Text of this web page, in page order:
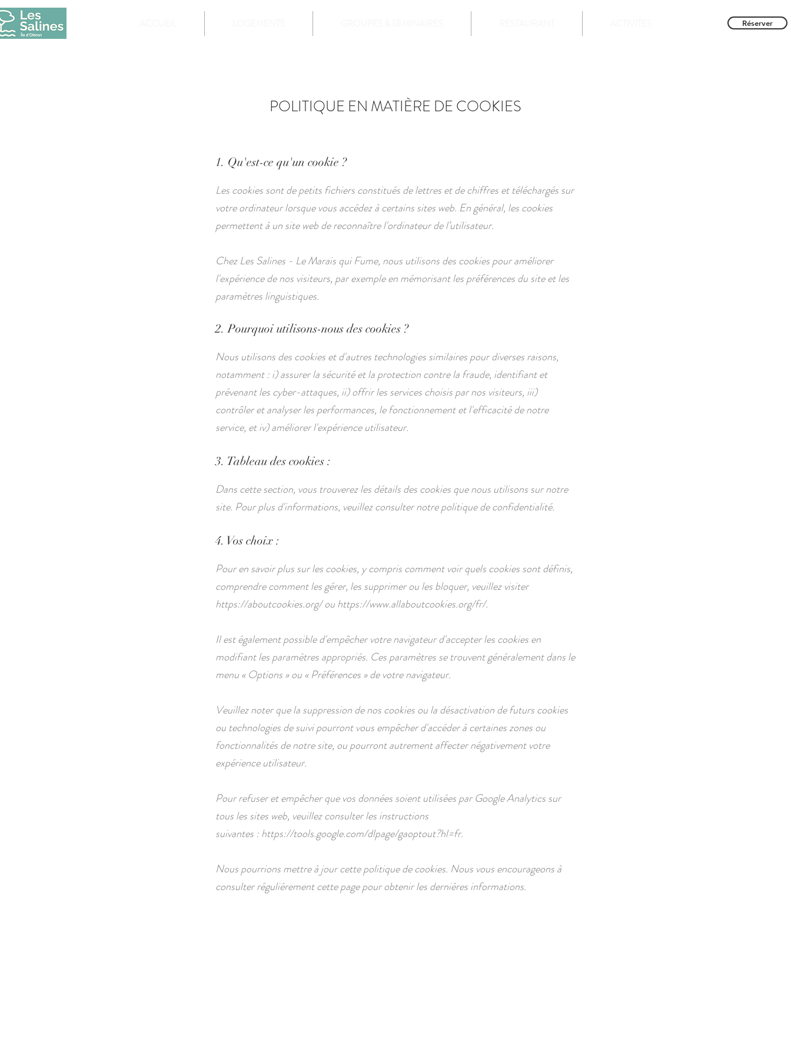
Réserver
POLITIQUE EN MATIÈRE DE COOKIES
1. Qu'est-ce qu'un cookie ?
Les cookies sont de petits fichiers constitués de lettres et de chiffres et téléchargés sur
votre ordinateur lorsque vous accédez à certains sites web. En général, les cookies
permettent à un site web de reconnaître l'ordinateur de l’utilisateur.
Chez Les Salines - Le Marais qui Fume, nous utilisons des cookies pour améliorer
l'expérience de nos visiteurs, par exemple en mémorisant les préférences du site et les
paramètres linguistiques.
2. Pourquoi utilisons-nous des cookies ?
Nous utilisons des cookies et d'autres technologies similaires pour diverses raisons,
notamment : i) assurer la sécurité et la protection contre la fraude, identifiant et
prévenant les cyber-attaques, ii) offrir les services choisis par nos visiteurs, iii)
contrôler et analyser les performances, le fonctionnement et l'efficacité de notre
service, et iv) améliorer l'expérience utilisateur.
3. Tableau des cookies :
Dans cette section, vous trouverez les détails des cookies que nous utilisons sur notre
site. Pour plus d'informations, veuillez consulter notre politique de confidentialité.
4. Vos choix :
Pour en savoir plus sur les cookies, y compris comment voir quels cookies sont définis,
comprendre comment les gérer, les supprimer ou les bloquer, veuillez visiter
https://aboutcookies.org/ouhttps://www.allaboutcookies.org/fr/.
Il est également possible d'empêcher votre navigateur d'accepter les cookies en
modifiant les paramètres appropriés. Ces paramètres se trouvent généralement dans le
menu « Options » ou « Préférences » de votre navigateur.
Veuillez noter que la suppression de nos cookies ou la désactivation de futurs cookies
ou technologies de suivi pourront vous empêcher d'accéder à certaines zones ou
fonctionnalités de notre site, ou pourront autrement affecter négativement votre
expérience utilisateur.
Pour refuser et empêcher que vos données soient utilisées par Google Analytics sur
tous les sites web, veuillez consulter les instructions
suivantes :https://tools.google.com/dlpage/gaoptout?hl=fr.
Nous pourrions mettre à jour cette politique de cookies. Nous vous encourageons à
consulter régulièrement cette page pour obtenir les dernières informations.